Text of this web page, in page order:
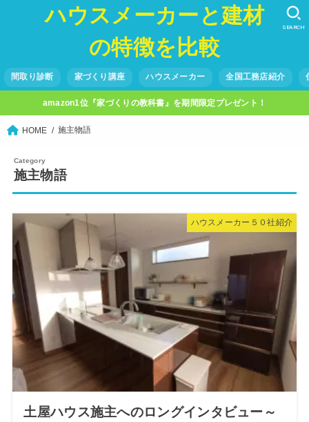
ハウスメーカーと建材
の特徴を比較
間取り診断 家づくり講座 ハウスメーカー 全国工務店紹介
SEARCH
amazon1位『家づくりの教科書』を期間限定プレゼント！
HOME 施主物語
施主物語
ハウスメーカー５０社紹介
土屋ハウス施主へのロングインタビュー～